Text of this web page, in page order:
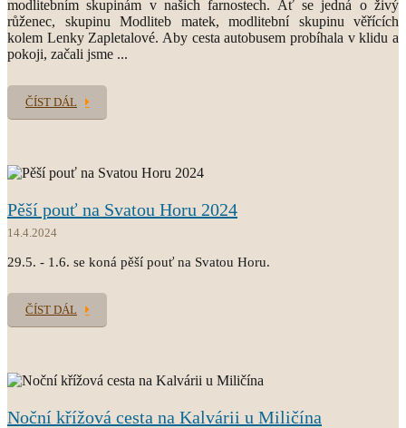
modlitebním skupinám v našich farnostech. Ať se jedná o živý
růženec, skupinu Modliteb matek, modlitební skupinu věřících
kolem Lenky Zapletalové. Aby cesta autobusem probíhala v klidu a
pokoji, začali jsme ...
ČÍST DÁL
Pěší pouť na Svatou Horu 2024
14.4.2024
29.5. - 1.6. se koná pěší pouť na Svatou Horu.
ČÍST DÁL
Noční křížová cesta na Kalvárii u Miličína